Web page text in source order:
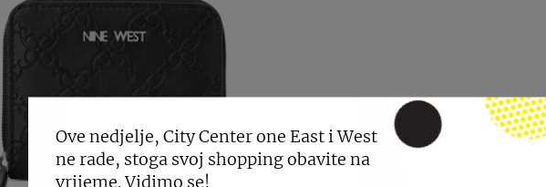
Ove nedjelje, City Center one East i West
ne rade, stoga svoj shopping obavite na
vrijeme. Vidimo se!